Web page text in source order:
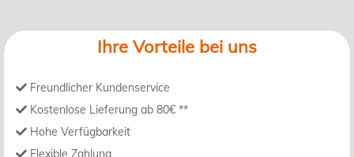
Ihre Vorteile bei uns
Freundlicher Kundenservice
Kostenlose Lieferung ab 80€ **
Hohe Verfügbarkeit
Flexible Zahlung